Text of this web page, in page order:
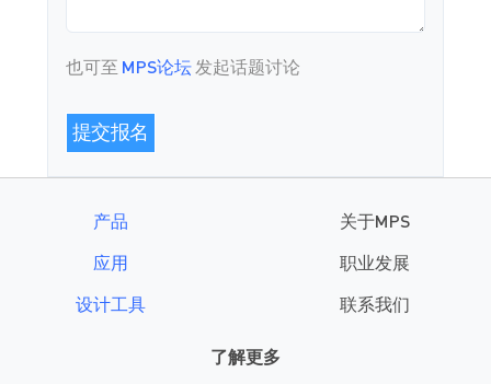
也可至 MPS论坛 发起话题讨论
产品
应用
设计工具
关于MPS
职业发展
联系我们
了解更多